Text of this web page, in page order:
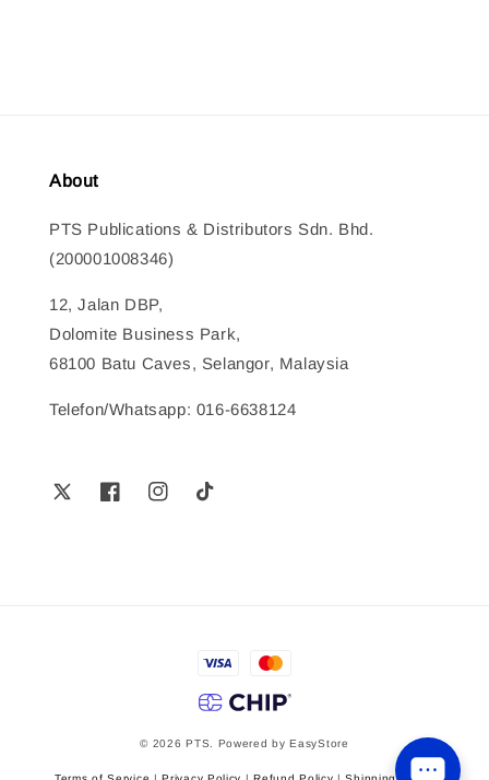
About
PTS Publications & Distributors Sdn. Bhd.
(200001008346)
12, Jalan DBP,
Dolomite Business Park,
68100 Batu Caves, Selangor, Malaysia
Telefon/Whatsapp: 016-6638124
© 2026 PTS. Powered byEasyStore